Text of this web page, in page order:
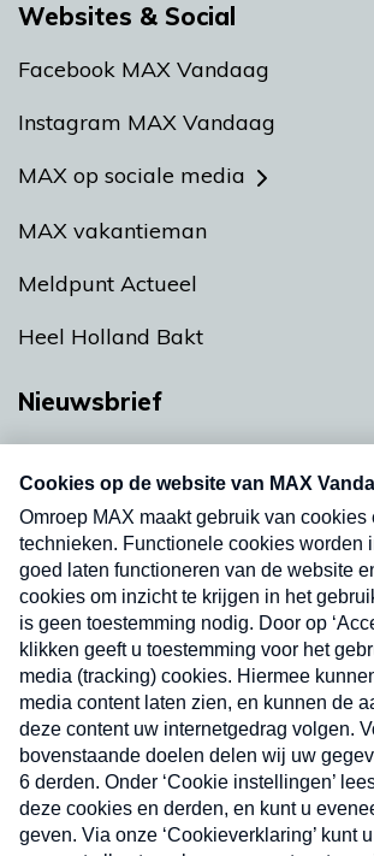
Websites & Social
Facebook MAX Vandaag
Instagram MAX Vandaag
MAX op sociale media
MAX vakantieman
Meldpunt Actueel
Heel Holland Bakt
Nieuwsbrief
nieuwsbrief. Elke vrijdag- en
uw mailbox.
Nieuwsbrief